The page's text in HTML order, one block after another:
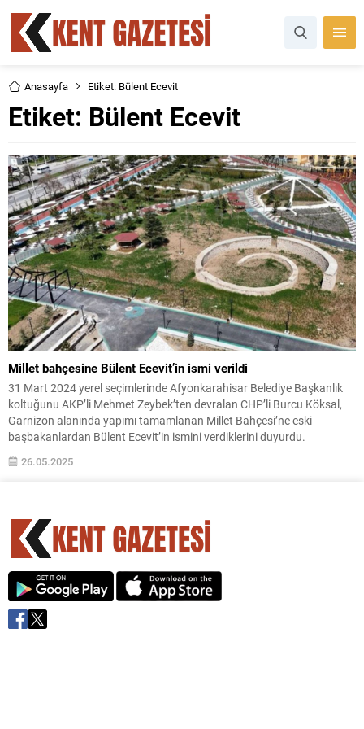
Anasayfa Etiket: Bülent Ecevit
Etiket: Bülent Ecevit
Millet bahçesine Bülent Ecevit’in ismi verildi
31 Mart 2024 yerel seçimlerinde Afyonkarahisar Belediye Başkanlık
koltuğunu AKP’li Mehmet Zeybek’ten devralan CHP’li Burcu Köksal,
Garnizon alanında yapımı tamamlanan Millet Bahçesi’ne eski
başbakanlardan Bülent Ecevit’in ismini verdiklerini duyurdu.
26.05.2025